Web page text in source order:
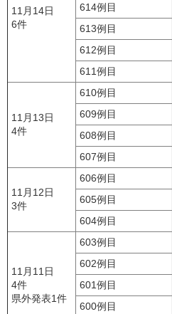
11月14日
6件
614例目
613例目
612例目
611例目
11月13日
4件
610例目
609例目
608例目
607例目
11月12日
3件
606例目
605例目
604例目
11月11日
4件
県外発表1件
603例目
602例目
601例目
600例目